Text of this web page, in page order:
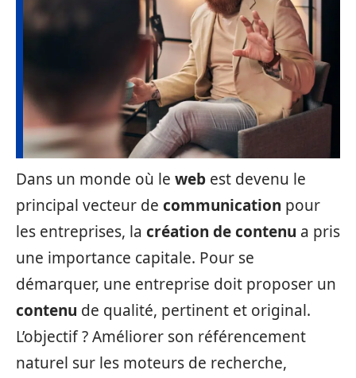
Dans un monde où le web est devenu le
principal vecteur de communication pour
les entreprises, la création de contenu a pris
une importance capitale. Pour se
démarquer, une entreprise doit proposer un
contenu de qualité, pertinent et original.
L’objectif ? Améliorer son référencement
naturel sur les moteurs de recherche,